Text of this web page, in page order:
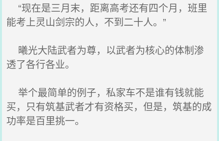
“现在是三月末，距离高考还有四个月，班里
能考上灵山剑宗的人，不到二十人。”
曦光大陆武者为尊，以武者为核心的体制渗
透了各行各业。
举个最简单的例子，私家车不是谁有钱就能
买，只有筑基武者才有资格买，但是，筑基的成
功率是百里挑一。